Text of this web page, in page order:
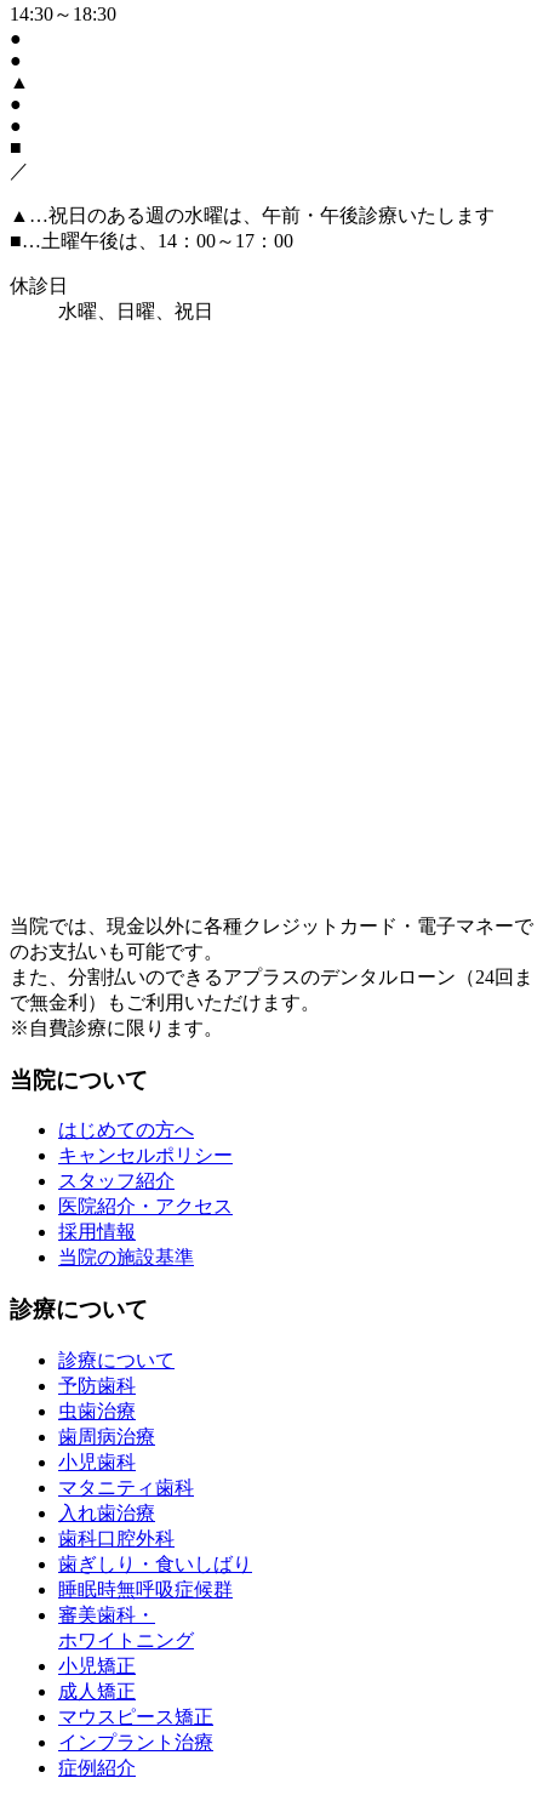
14:30～18:30
●
●
▲
●
●
■
／
▲ …祝日のある週の水曜は、午前・午後診療いたします
■…土曜午後は、14：00～17：00
休診日
水曜、日曜、祝日
当院では、現金以外に各種クレジットカード・電子マネーで
のお支払いも可能です。
また、分割払いのできるアプラスのデンタルローン（24回ま
で無金利）もご利用いただけます。
※自費診療に限ります。
当院について
はじめての方へ
キャンセルポリシー
スタッフ紹介
医院紹介・アクセス
採用情報
当院の施設基準
診療について
診療について
予防歯科
虫歯治療
歯周病治療
小児歯科
マタニティ歯科
入れ歯治療
歯科口腔外科
歯ぎしり・食いしばり
睡眠時無呼吸症候群
審美歯科・
ホワイトニング
小児矯正
成人矯正
マウスピース矯正
インプラント治療
症例紹介